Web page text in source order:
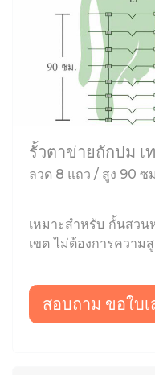
รั้วตาข่ายถักปม เ
ลวด 8 แถว / สูง 90 ซ
เหมาะสำหรับ กั้นสวน
เขต ไม่ต้องการความ
สอบถาม ขอใบ